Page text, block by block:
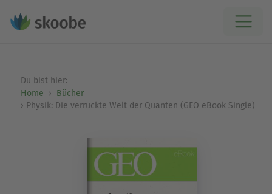
Du bist hier:
Home
Bücher
Physik: Die verrückte Welt der Quanten (GEO eBook Single)